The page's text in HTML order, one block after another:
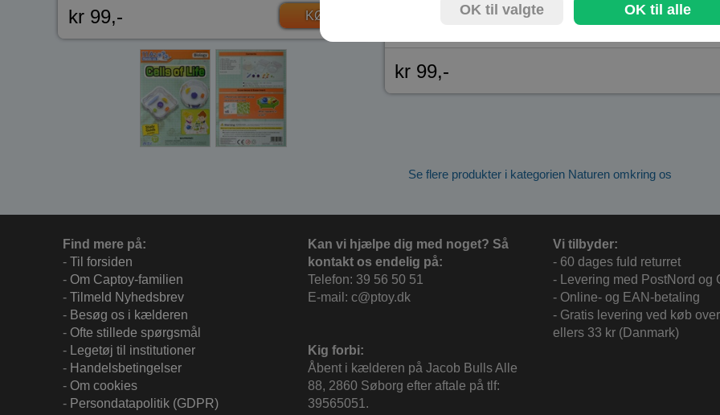
kr 99,- KØB ART-196414
kr 99,-
Se flere produkter i kategorien Naturen omkring os
Find mere på:
- Til forsiden
- Om Captoy-familien
- Tilmeld Nyhedsbrev
- Besøg os i kælderen
- Ofte stillede spørgsmål
- Legetøj til institutioner
- Handelsbetingelser
- Om cookies
- Persondatapolitik (GDPR)
Kan vi hjælpe dig med noget? Så
kontakt os endelig på:
Telefon: 39 56 50 51
E-mail: c@ptoy.dk
Kig forbi:
Åbent i kælderen på Jacob Bulls Alle
88, 2860 Søborg efter aftale på tlf:
39565051.
Vi tilbyder:
- 60 dages fuld returret
- Levering med PostNord og
- Online- og EAN-betaling
- Gratis levering ved køb
ellers 33 kr (Danmark)
OK til valgte OK til alle